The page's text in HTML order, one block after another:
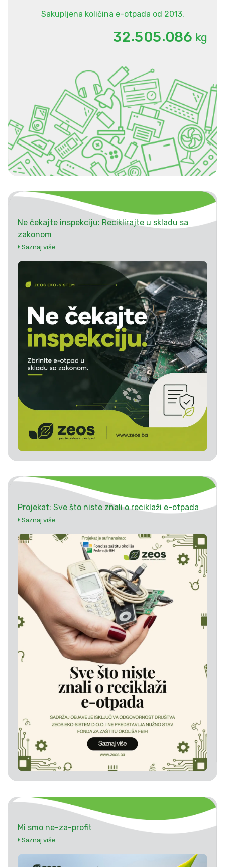
Sakupljena količina e-otpada od 2013.
32.505.086 kg
Ne čekajte inspekciju: Reciklirajte u skladu sa
zakonom
Saznaj više
Projekat: Sve što niste znali o reciklaži e-otpada
Saznaj više
Mi smo ne-za-profit
Saznaj više